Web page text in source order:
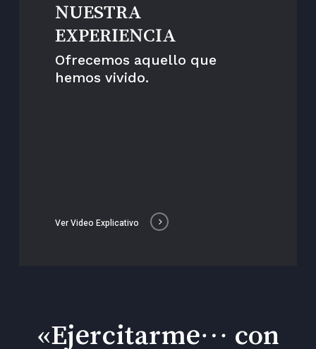
NUESTRA
EXPERIENCIA
Ofrecemos aquello que
hemos vivido.
Ver Video Explicativo
«Ejercitarme… con